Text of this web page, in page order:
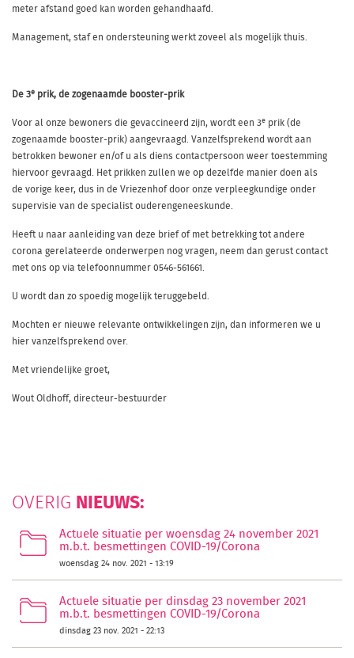
meter afstand goed kan worden gehandhaafd.
Management, staf en ondersteuning werkt zoveel als mogelijk thuis.
De 3e prik, de zogenaamde booster-prik
Voor al onze bewoners die gevaccineerd zijn, wordt een 3e prik (de
zogenaamde booster-prik) aangevraagd. Vanzelfsprekend wordt aan
betrokken bewoner en/of u als diens contactpersoon weer toestemming
hiervoor gevraagd. Het prikken zullen we op dezelfde manier doen als
de vorige keer, dus in de Vriezenhof door onze verpleegkundige onder
supervisie van de specialist ouderengeneeskunde.
Heeft u naar aanleiding van deze brief of met betrekking tot andere
corona gerelateerde onderwerpen nog vragen, neem dan gerust contact
met ons op via telefoonnummer 0546-561661.
U wordt dan zo spoedig mogelijk teruggebeld.
Mochten er nieuwe relevante ontwikkelingen zijn, dan informeren we u
hier vanzelfsprekend over.
Met vriendelijke groet,
Wout Oldhoff, directeur-bestuurder
OVERIG NIEUWS:
Actuele situatie per woensdag 24 november 2021
m.b.t. besmettingen COVID-19/Corona
woensdag 24 nov. 2021 - 13:19
Actuele situatie per dinsdag 23 november 2021
m.b.t. besmettingen COVID-19/Corona
dinsdag 23 nov. 2021 - 22:13